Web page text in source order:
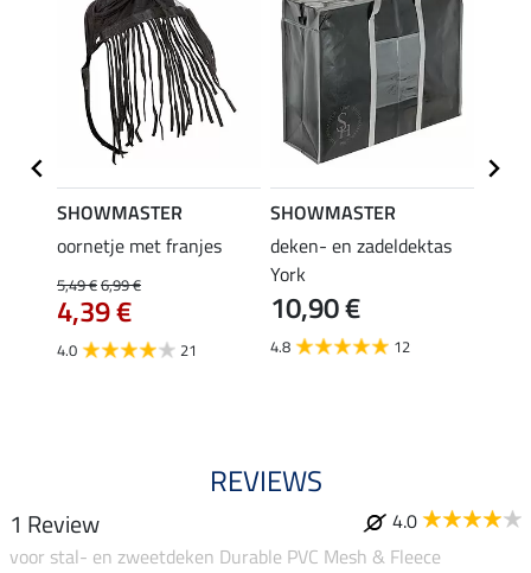
SHOWMASTER
oornetje met franjes
5,49 €6,99 €
4,39 €
4.0 21
SHOWMASTER
deken- en zadeldektas
York
10,90 €
4.8 12
REVIEWS
1 Review
4.0
voor stal- en zweetdeken Durable PVC Mesh & Fleece